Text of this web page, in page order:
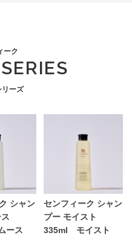
ーク
ーズ
シャン
ース
センフィーク シャン
プー モイスト
335ml モイスト